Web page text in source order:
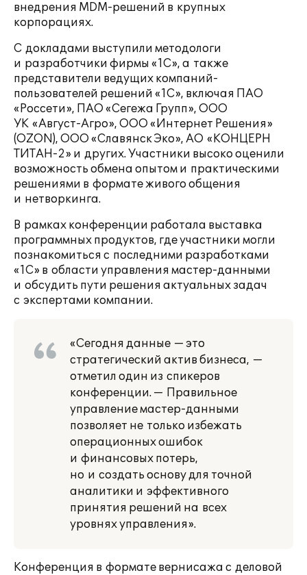
внедрения MDM-решений в крупных
корпорациях.
С докладами выступили методологи
и разработчики фирмы «1С», а также
представители ведущих компаний-
пользователей решений «1С», включая ПАО
«Россети», ПАО «Сегежа Групп», ООО
УК «Август-Агро», ООО «Интернет Решения»
(OZON), ООО «Славянск Эко», АО «КОНЦЕРН
ТИТАН-2» и других. Участники высоко оценили
возможность обмена опытом и практическими
решениями в формате живого общения
и нетворкинга.
В рамках конференции работала выставка
программных продуктов, где участники могли
познакомиться с последними разработками
«1С» в области управления мастер-данными
и обсудить пути решения актуальных задач
с экспертами компании.
«Сегодня данные — это
стратегический актив бизнеса, —
отметил один из спикеров
конференции. — Правильное
управление мастер-данными
позволяет не только избежать
операционных ошибок
и финансовых потерь,
но и создать основу для точной
аналитики и эффективного
принятия решений на всех
уровнях управления».
Конференция в формате вернисажа с деловой